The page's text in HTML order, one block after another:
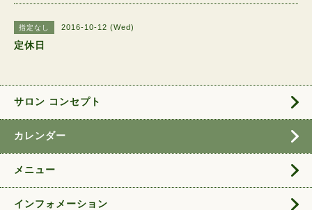
指定なし 2016-10-12 (Wed)
定休日
サロン コンセプト
カレンダー
メニュー
インフォメーション